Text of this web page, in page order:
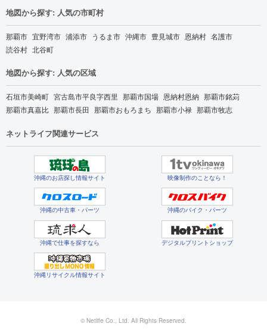
地図から探す: 人気の市町村
那覇市 宜野湾市 浦添市 うるま市 沖縄市 豊見城市 恩納村 名護市
読谷村 北谷町
地図から探す: 人気の区域
石垣市美崎町 宮古島市平良字西里 那覇市国場 恩納村恩納 那覇市銘苅
那覇市真嘉比 那覇市長田 那覇市おもろまち 那覇市小禄 那覇市牧志
ネットライフ関連サービス
沖縄のお店探し情報サイト 映像制作のことなら！
沖縄の中古車・パーツ 沖縄のバイク・パーツ
沖縄で仕事を探すなら デジタルプリントショップ
沖縄リサイクル情報サイト
© Netlife Co., Ltd. All Rights Reserved.